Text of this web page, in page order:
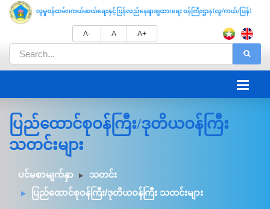
A- A A+
ပြည်ထောင်စုဝန်ကြီး/ဒုတိယဝန်ကြီး
သတင်းများ
ပင်မစာမျက်နှာ
သတင်း
ပြည်ထောင်စုဝန်ကြီး/ဒုတိယဝန်ကြီး သတင်းများ